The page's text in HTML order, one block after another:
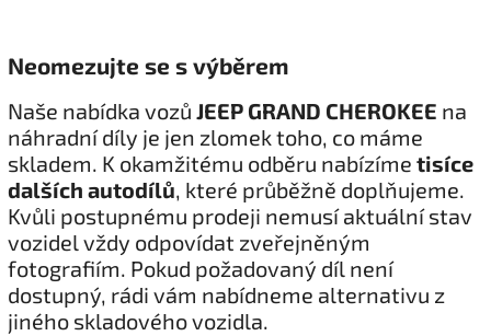
Neomezujte se s výběrem
Naše nabídka vozů JEEP GRAND CHEROKEE na
náhradní díly je jen zlomek toho, co máme
skladem. K okamžitému odběru nabízíme tisíce
dalších autodílů, které průběžně doplňujeme.
Kvůli postupnému prodeji nemusí aktuální stav
vozidel vždy odpovídat zveřejněným
fotografiím. Pokud požadovaný díl není
dostupný, rádi vám nabídneme alternativu z
jiného skladového vozidla.